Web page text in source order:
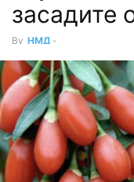
засадите
By НМД -